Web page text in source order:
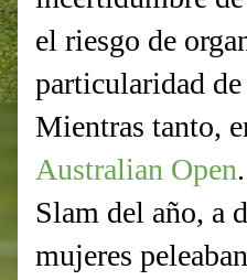
el riesgo de
particularidad
Mientras tanto,
Australian Open
Slam del año, a
mujeres